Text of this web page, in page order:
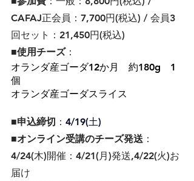
CAFAJ正会員：7,700円(税込) / 会員3
回セット：21,450円(税込)
■使用チーズ：
オランダ産ゴーダ12か月　約180g　1
個
オランダ産ゴーダスライス
​■申込締切 ： 4/19(土)
■オンライン受講のチーズ発送 ：
4/24(木)開催：4/21(月)発送,4/22(火)お
届け